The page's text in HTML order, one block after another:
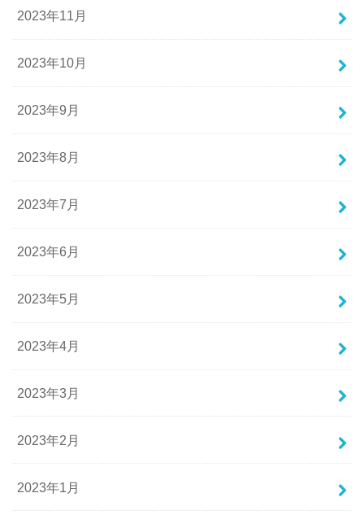
2023年11月
2023年10月
2023年9月
2023年8月
2023年7月
2023年6月
2023年5月
2023年4月
2023年3月
2023年2月
2023年1月